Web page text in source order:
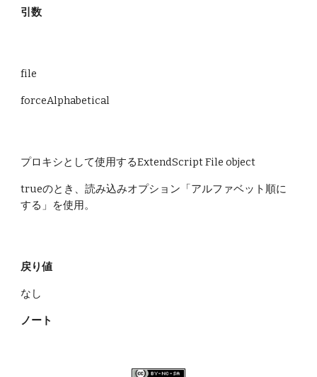
引数
file
forceAlphabetical
プロキシとして使用するExtendScript File object
trueのとき、読み込みオプション「アルファベット順に
する」を使用。
戻り値
なし
ノート